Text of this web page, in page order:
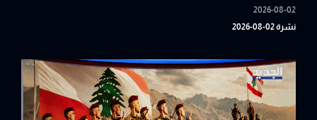
2026-08-02
نشرة 02-08-2026